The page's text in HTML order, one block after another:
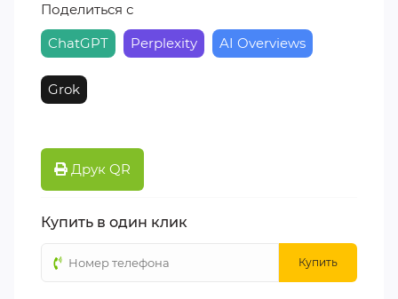
Поделиться с
ChatGPT
Perplexity AI Overviews
Grok
Друк QR
Купить в один клик
Купить